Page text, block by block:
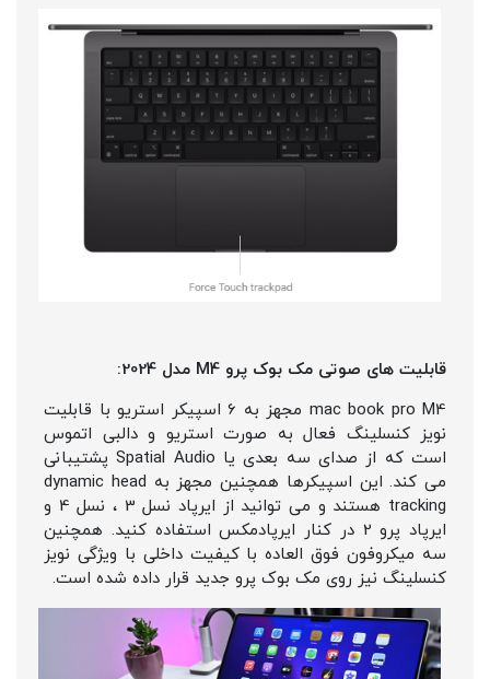
قابلیت های صوتی مک بوک پرو M4 مدل 2024:
mac book pro M4 مجهز به 6 اسپیکر استریو با قابلیت
نویز کنسلینگ فعال به صورت استریو و دالبی اتموس
است که از صدای سه بعدی یا Spatial Audio پشتیبانی
می کند. این اسپیکرها همچنین مجهز به dynamic head
tracking هستند و می توانید از ایرپاد نسل 3 ، نسل 4 و
ایرپاد پرو 2 در کنار ایرپادمکس استفاده کنید. همچنین
سه میکروفون فوق العاده با کیفیت داخلی با ویژگی نویز
کنسلینگ نیز روی مک بوک پرو جدید قرار داده شده است.